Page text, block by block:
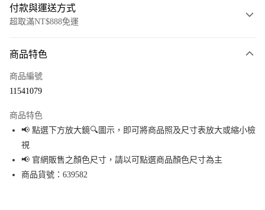
付款與運送方式
超取滿NT$888免運
信用卡一次付款
Apple Pay
街口支付
悠遊付
商品特色
商品編號
11541079
商品特色
📢 點選下方放大鏡🔍圖示，即可將商品照及尺寸表放大或縮小檢
視
📢 官網販售之顏色尺寸，請以可點選商品顏色尺寸為主
商品貨號：639582